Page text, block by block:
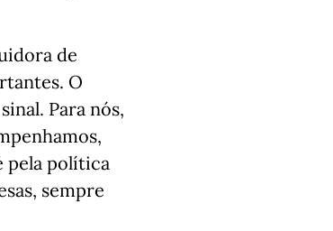
de
O
Para nós,
pela política
sempre